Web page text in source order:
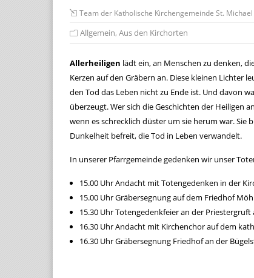
Team der Katholische Kirchengemeinde St. Michael
Allgemein, Aus den Kirchorten
Allerheiligen lädt ein, an Menschen zu denken,
Kerzen auf den Gräbern an. Diese kleinen Lichter
den Tod das Leben nicht zu Ende ist. Und davon
überzeugt. Wer sich die Geschichten der Heiligen
wenn es schrecklich düster um sie herum war.
Dunkelheit befreit, die Tod in Leben verwandelt.
In unserer Pfarrgemeinde gedenken wir unser
15.00 Uhr Andacht mit Totengedenken in der
15.00 Uhr Gräbersegnung auf dem Friedhof
15.30 Uhr Totengedenkfeier an der
16.30 Uhr Andacht mit Kirchenchor auf dem
16.30 Uhr Gräbersegnung Friedhof an der